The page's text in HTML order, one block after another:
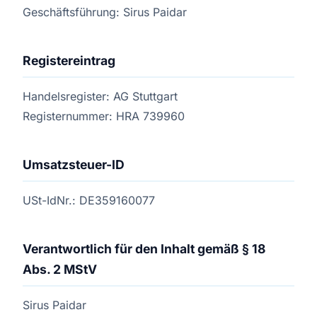
Geschäftsführung: Sirus Paidar
Registereintrag
Handelsregister: AG Stuttgart
Registernummer: HRA 739960
Umsatzsteuer-ID
USt-IdNr.: DE359160077
Verantwortlich für den Inhalt gemäß § 18
Abs. 2 MStV
Sirus Paidar